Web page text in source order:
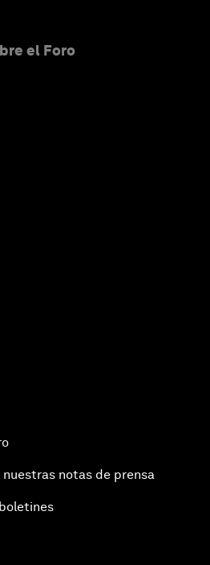
el Foro
notas de prensa